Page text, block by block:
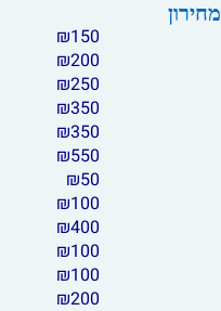
מחירון
150
₪
200
₪
250
₪
350
₪
350
₪
550
₪
50
₪
100
₪
400
₪
100
₪
100
₪
200
₪